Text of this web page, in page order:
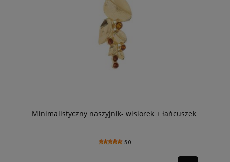
Minimalistyczny naszyjnik- wisiorek + łańcuszek
5.0